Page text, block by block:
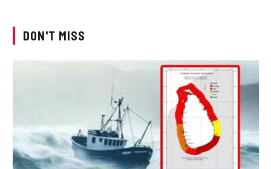
DON'T MISS